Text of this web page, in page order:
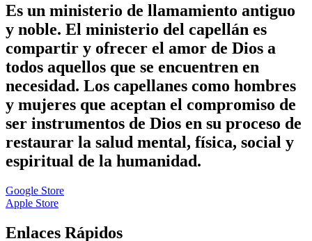
Es un ministerio de llamamiento antiguo
y noble. El ministerio del capellán es
compartir y ofrecer el amor de Dios a
todos aquellos que se encuentren en
necesidad. Los capellanes como hombres
y mujeres que aceptan el compromiso de
ser instrumentos de Dios en su proceso de
restaurar la salud mental, física, social y
espiritual de la humanidad.
Google Store
Apple Store
Enlaces Rápidos